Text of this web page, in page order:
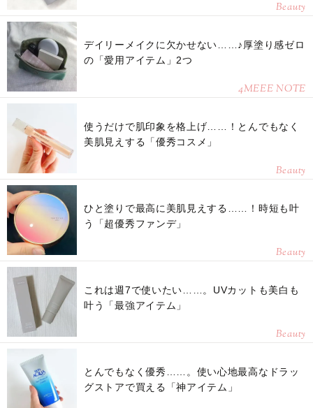
Beauty
デイリーメイクに欠かせない……♪厚塗り感ゼロ
の「愛用アイテム」2つ
4MEEE NOTE
使うだけで肌印象を格上げ……！とんでもなく
美肌見えする「優秀コスメ」
Beauty
ひと塗りで最高に美肌見えする……！時短も叶
う「超優秀ファンデ」
Beauty
これは週7で使いたい……。UVカットも美白も
叶う「最強アイテム」
Beauty
とんでもなく優秀……。使い心地最高なドラッ
グストアで買える「神アイテム」